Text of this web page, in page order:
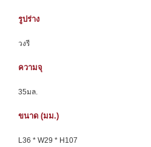
รูปร่าง
วงรี
ความจุ
35มล.
ขนาด (มม.)
L36 * W29 * H107